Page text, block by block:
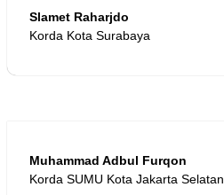
Slamet Raharjdo
Korda Kota Surabaya
Muhammad Adbul Furqon
Korda SUMU Kota Jakarta Selatan